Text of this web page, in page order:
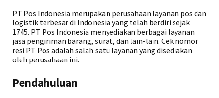
PT Pos Indonesia merupakan perusahaan layanan pos dan
logistik terbesar di Indonesia yang telah berdiri sejak
1745. PT Pos Indonesia menyediakan berbagai layanan
jasa pengiriman barang, surat, dan lain-lain. Cek nomor
resi PT Pos adalah salah satu layanan yang disediakan
oleh perusahaan ini.
Pendahuluan